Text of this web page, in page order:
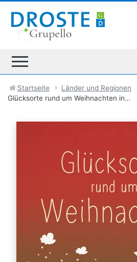
Startseite
Länder und Regionen
Glücksorte rund um Weihnachten in...